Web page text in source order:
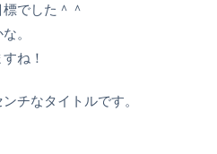
でした＾＾
。
ね！
チなタイトルです。